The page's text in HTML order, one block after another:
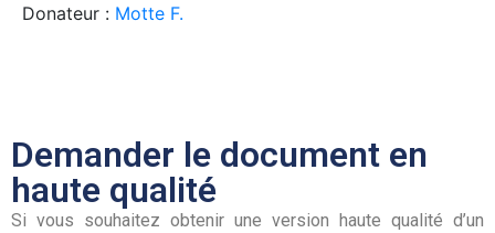
Donateur : Motte F.
Demander le document en
haute qualité
Si vous souhaitez obtenir une version haute qualité d’un